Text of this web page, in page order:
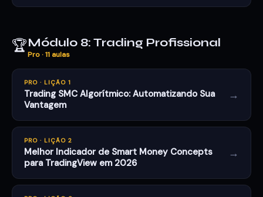
🏆Módulo 8: Trading Profissional
Pro · 11 aulas
PRO · LIÇÃO 1
Trading SMC Algorítmico: Automatizando Sua
Vantagem
→
PRO · LIÇÃO 2
Melhor Indicador de Smart Money Concepts
para TradingView em 2026
→